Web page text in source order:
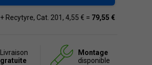
+ Recytyre, Cat. 201, 4,55 € = 79,55 €
Livraison
gratuite
Montage
disponible